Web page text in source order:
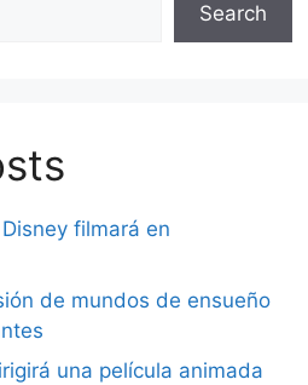
Search
filmará en
de mundos de ensueño
una película animada